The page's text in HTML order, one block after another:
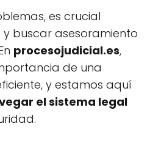
es crucial
buscar asesoramiento
procesojudicial.es,
de una
y estamos aquí
el sistema legal